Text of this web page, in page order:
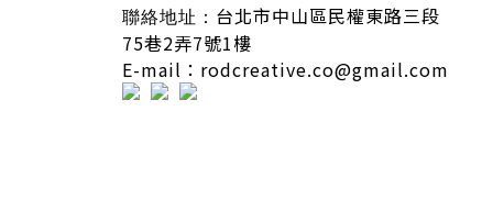
聯絡地址： 台北市中山區民權東路三段
75巷2弄7號1樓
E-mail：rodcreative.co@gmail.com